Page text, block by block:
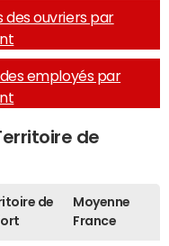
des ouvriers par
employés par
de
de
Moyenne
France